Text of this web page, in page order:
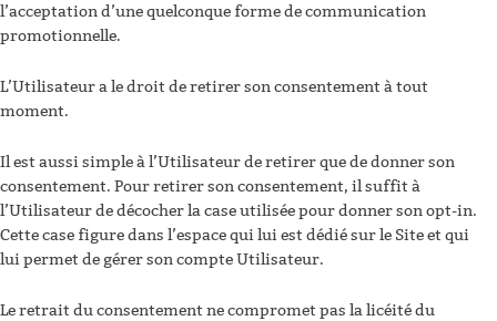
l’acceptation d’une quelconque forme de communication
promotionnelle.
L’Utilisateur a le droit de retirer son consentement à tout
moment.
Il est aussi simple à l’Utilisateur de retirer que de donner son
consentement. Pour retirer son consentement, il suffit à
l’Utilisateur de décocher la case utilisée pour donner son opt-in.
Cette case figure dans l’espace qui lui est dédié sur le Site et qui
lui permet de gérer son compte Utilisateur.
Le retrait du consentement ne compromet pas la licéité du